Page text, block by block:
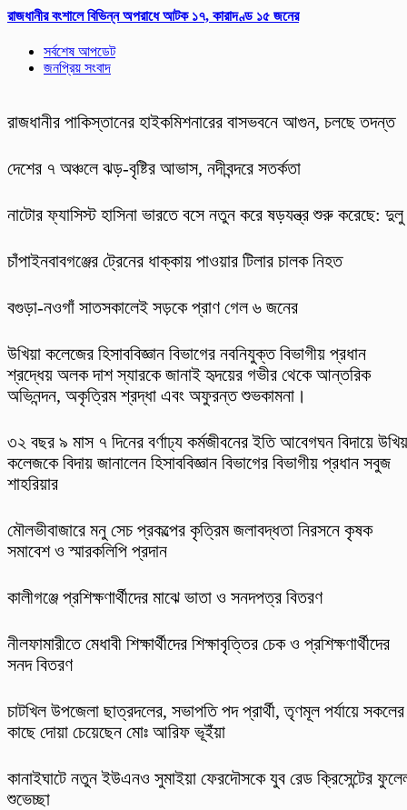
রাজধানীর বংশালে বিভিন্ন অপরাধে আটক ১৭, কারাদণ্ড ১৫ জনের
সর্বশেষ আপডেট
জনপ্রিয় সংবাদ
রাজধানীর পাকিস্তানের হাইকমিশনারের বাসভবনে আগুন, চলছে তদন্ত
দেশের ৭ অঞ্চলে ঝড়-বৃষ্টির আভাস, নদীবন্দরে সতর্কতা
নাটোর ফ্যাসিস্ট হাসিনা ভারতে বসে নতুন করে ষড়যন্ত্র শুরু করেছে: দুলু
চাঁপাইনবাবগঞ্জের ট্রেনের ধাক্কায় পাওয়ার টিলার চালক নিহত
বগুড়া-নওগাঁ সাতসকালেই সড়কে প্রাণ গেল ৬ জনের
উখিয়া কলেজের হিসাববিজ্ঞান বিভাগের নবনিযুক্ত বিভাগীয় প্রধান
শ্রদ্ধেয় অলক দাশ স্যারকে জানাই হৃদয়ের গভীর থেকে আন্তরিক
অভিনন্দন, অকৃত্রিম শ্রদ্ধা এবং অফুরন্ত শুভকামনা।
৩২ বছর ৯ মাস ৭ দিনের বর্ণাঢ্য কর্মজীবনের ইতি আবেগঘন বিদায়ে
কলেজকে বিদায় জানালেন হিসাববিজ্ঞান বিভাগের বিভাগীয় প্রধান সবুজ
শাহরিয়ার
মৌলভীবাজারে মনু সেচ প্রকল্পের কৃত্রিম জলাবদ্ধতা নিরসনে কৃষক
সমাবেশ ও স্মারকলিপি প্রদান
কালীগঞ্জে প্রশিক্ষণার্থীদের মাঝে ভাতা ও সনদপত্র বিতরণ
নীলফামারীতে মেধাবী শিক্ষার্থীদের শিক্ষাবৃত্তির চেক ও প্রশিক্ষণার্থীদের
সনদ বিতরণ
চাটখিল উপজেলা ছাত্রদলের, সভাপতি পদ প্রার্থী, তৃণমূল পর্যায়ে সকলের
কাছে দোয়া চেয়েছেন মোঃ আরিফ ভূইঁয়া
কানাইঘাটে নতুন ইউএনও সুমাইয়া ফেরদৌসকে যুব রেড ক্রিসেন্টের
শুভেচ্ছা